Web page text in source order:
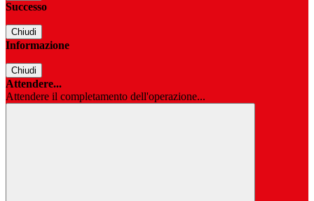
Successo
Chiudi
Informazione
Chiudi
Attendere...
Attendere il completamento dell'operazione...